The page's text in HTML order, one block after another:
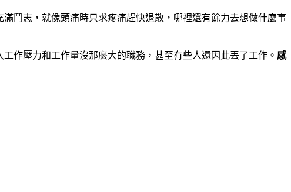
鬥志，就像頭痛時只求疼痛趕快退散，哪裡還有餘力去想做什麼事
作壓力和工作量沒那麼大的職務，甚至有些人還因此丟了工作。 感